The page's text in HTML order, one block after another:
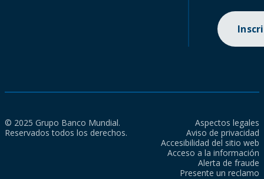
© 2025 Grupo Banco Mundial.
Reservados todos los derechos.
Aspectos legales
Aviso de privacidad
Accesibilidad del sitio web
Acceso a la información
Alerta de fraude
Presente un reclamo